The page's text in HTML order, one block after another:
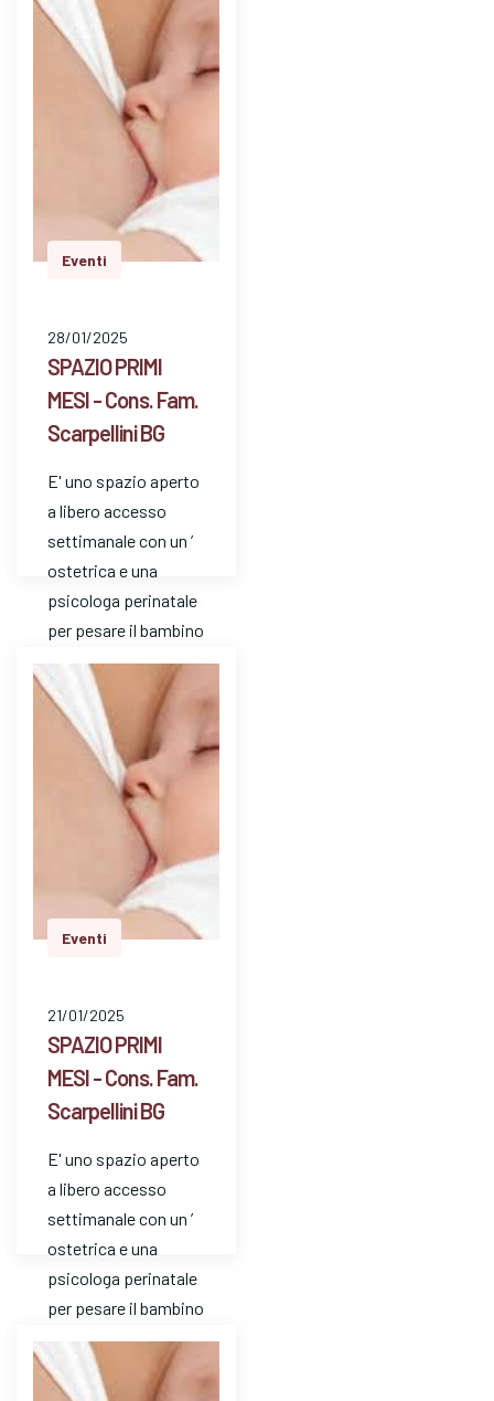
attenzione. E' un
mezzo…
Eventi
28/01/2025
SPAZIO PRIMI
MESI - Cons. Fam.
Scarpellini BG
E' uno spazio aperto
a libero accesso
settimanale con un ’
ostetrica e una
psicologa perinatale
per pesare il bambino
e avere risposte a
dom…
Eventi
21/01/2025
SPAZIO PRIMI
MESI - Cons. Fam.
Scarpellini BG
E' uno spazio aperto
a libero accesso
settimanale con un ’
ostetrica e una
psicologa perinatale
per pesare il bambino
e avere risposte a
dom…